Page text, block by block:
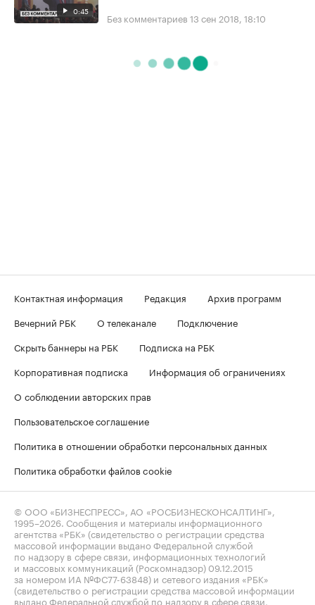
0:45 Без комментариев 13 сен 2018, 18:10
Контактная информация Редакция
Архив программ
Вечерний РБК
О телеканале
Подключение
Скрыть баннеры на РБК
Подписка на РБК
Корпоративная подписка
Информация об ограничениях
О соблюдении авторских прав
Пользовательское соглашение
Политика в отношении обработки персональных данных
Политика обработки файлов cookie
© ООО «БИЗНЕСПРЕСС», АО «РОСБИЗНЕСКОНСАЛТИНГ»,
1995–2026 . Сообщения и материалы информационного
агентства «РБК» (свидетельство о регистрации средства
массовой информации выдано Федеральной службой
по надзору в сфере связи, информационных технологий
и массовых коммуникаций (Роскомнадзор) 09.12.2015
за номером ИА №ФС77-63848) и сетевого издания «РБК»
(свидетельство о регистрации средства массовой информации
выдано Федеральной службой по надзору в сфере связи,